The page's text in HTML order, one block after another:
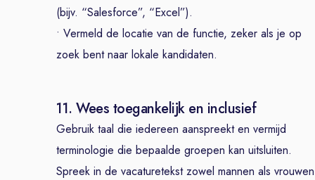
(bijv. “Salesforce”, “Excel”).
• Vermeld de locatie van de functie, zeker als je op
zoek bent naar lokale kandidaten.
11. Wees toegankelijk en inclusief
Gebruik taal die iedereen aanspreekt en vermijd
terminologie die bepaalde groepen kan uitsluiten.
Spreek in de vacaturetekst zowel mannen als vrouwen